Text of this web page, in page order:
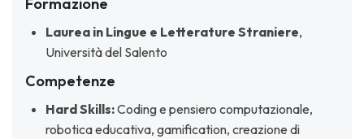
Formazione
Laurea in Lingue e Letterature Straniere,
Università del Salento
Competenze
Hard Skills:Coding e pensiero computazionale,
robotica educativa, gamification, creazione di